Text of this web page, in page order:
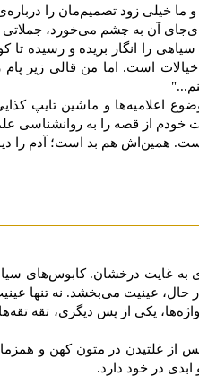
خیلی زود تصمیم‌مان را درباره‌ی
آن به چشم می‌خورد،
را انگار بریده و رسیده تا
است. اما من قالی زیر
اعلامیه‌ها و ماشین تایپ
خودم از قصه را به روانشناسی
همین‌اش هم بد است؛ آدم را
غایت درخشان. کابوس‌های
عینیت می‌بخشد. نه تنها
یکی از پس دیگری، تقه
از غلتیدن در متون کهن و
در خود دارد.